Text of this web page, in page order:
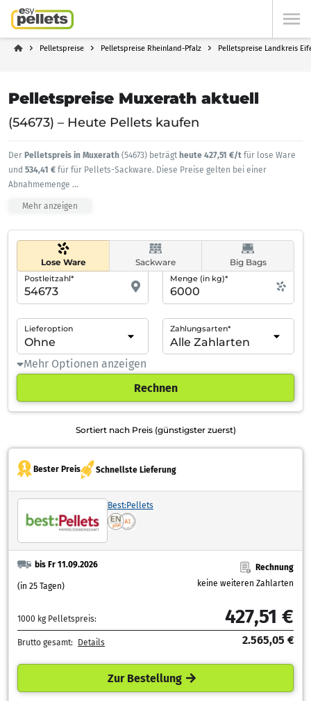
Pelletspreise Pelletspreise Rheinland-Pfalz Pelletspreise Landkreis
Pelletspreise Muxerath aktuell
(54673) – Heute Pellets kaufen
Der Pelletspreis in Muxerath (54673) beträgt heute 427,51 €/t für lose Ware
und 534,41 € für für Pellets-Sackware. Diese Preise gelten bei einer
Abnahmemenge ...
Mehr anzeigen
Lose Ware Sackware Big Bags
Postleitzahl* Menge (in kg)*
Lieferoption Zahlungsarten*
Mehr Optionen anzeigen
Rechnen
Sortiert nach Preis (günstigster zuerst)
Bester Preis Schnellste Lieferung
Best:Pellets
bis Fr 11.09.2026
(in 25 Tagen)
Rechnung
keine weiteren Zahlarten
1000 kg Pelletspreis: 427,51 €
Brutto gesamt: Details 2.565,05 €
Zur Bestellung